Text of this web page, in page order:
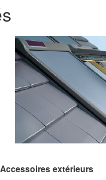
Accessoires extérieurs